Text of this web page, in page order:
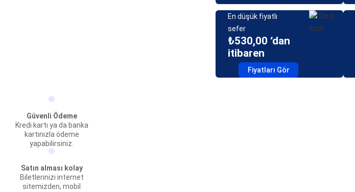
En düşük fiyatlı
sefer
₺530,00 ‘dan
itibaren
Fiyatları Gör
Güvenli Ödeme
Kredi kartı ya da banka
kartınızla ödeme
yapabilirsiniz.
Satın alması kolay
Biletlerinizi internet
sitemizden, mobil